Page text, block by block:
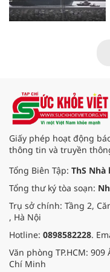
Giấy phép hoạt động
thông tin và truyền
Tổng Biên Tập: ThS Nhà
Tổng thư ký tòa soạn:
Trụ sở chính: Tầng 2,
, Hà Nội
Hotline: 0898582228.
Văn phòng TP.HCM:
Chí Minh